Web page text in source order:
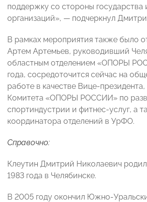
поддержку со стороны
организаций», — подчеркнул
В рамках мероприятия также было
Артем Артемьев, руководивший
областным отделением «ОПОРЫ
года, сосредоточится сейчас на
работе в качестве Вице-
Комитета «ОПОРЫ РОССИИ» по
спортиндустрии и фитнес-услуг, а
координатора отделений в УрФО.
Справочно:
Клеутин Дмитрий Николаевич
1983 года в Челябинске.
В 2005 году окончил Южно-